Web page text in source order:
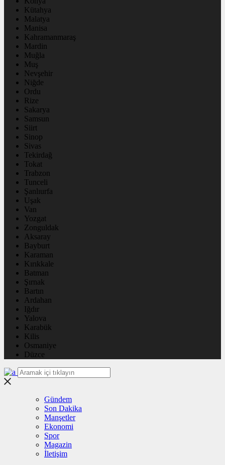
Kütahya
Malatya
Manisa
Kahramanmaraş
Mardin
Muğla
Muş
Nevşehir
Niğde
Ordu
Rize
Sakarya
Samsun
Siirt
Sinop
Sivas
Tekirdağ
Tokat
Trabzon
Tunceli
Şanlıurfa
Uşak
Van
Yozgat
Zonguldak
Aksaray
Bayburt
Karaman
Kırıkkale
Batman
Şırnak
Bartın
Ardahan
Iğdır
Yalova
Karabük
Kilis
Osmaniye
Düzce
Gündem
Son Dakika
Manşetler
Ekonomi
Spor
Magazin
İletişim